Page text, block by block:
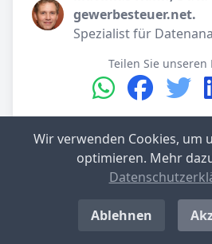
gewerbesteuer.net.
Spezialist für
Teilen Sie unseren
Nienburg (Saale)
Wir verwenden Cookies, um
optimieren. Mehr
Ablehnen